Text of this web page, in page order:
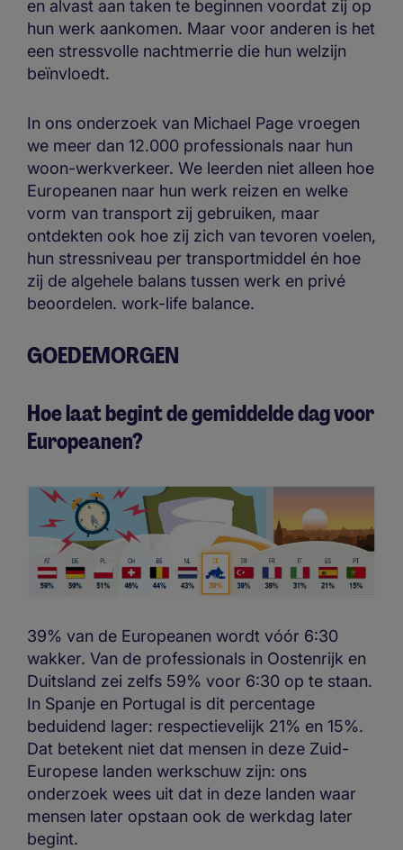
en alvast aan taken te beginnen voordat zij op
hun werk aankomen. Maar voor anderen is het
een stressvolle nachtmerrie die hun welzijn
beïnvloedt.
In ons onderzoek van Michael Page vroegen
we meer dan 12.000 professionals naar hun
woon-werkverkeer. We leerden niet alleen hoe
Europeanen naar hun werk reizen en welke
vorm van transport zij gebruiken, maar
ontdekten ook hoe zij zich van tevoren voelen,
hun stressniveau per transportmiddel én hoe
zij de algehele balans tussen werk en privé
beoordelen. work-life balance.
GOEDEMORGEN
Hoe laat begint de gemiddelde dag voor
Europeanen?
39% van de Europeanen wordt vóór 6:30
wakker. Van de professionals in Oostenrijk en
Duitsland zei zelfs 59% voor 6:30 op te staan.
In Spanje en Portugal is dit percentage
beduidend lager: respectievelijk 21% en 15%.
Dat betekent niet dat mensen in deze Zuid-
Europese landen werkschuw zijn: ons
onderzoek wees uit dat in deze landen waar
mensen later opstaan ook de werkdag later
begint.